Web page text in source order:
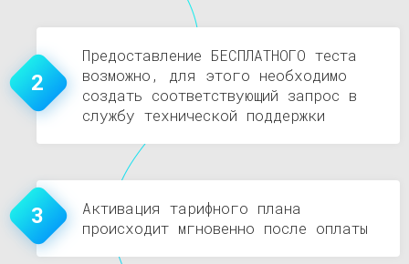
2
Предоставление БЕСПЛАТНОГО теста
возможно, для этого необходимо
создать соответствующий запрос в
службу технической поддержки
3
Активация тарифного плана
происходит мгновенно после оплаты